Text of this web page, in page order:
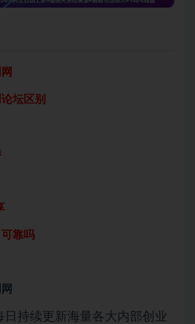
坛区别
靠吗
日持续更新海量各大内部创业